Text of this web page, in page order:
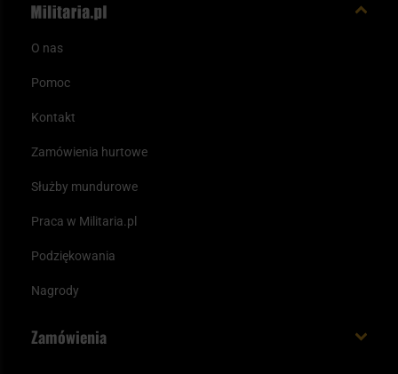
O nas
Pomoc
Kontakt
Zamówienia hurtowe
Służby mundurowe
Praca w Militaria.pl
Podziękowania
Nagrody
Zamówienia